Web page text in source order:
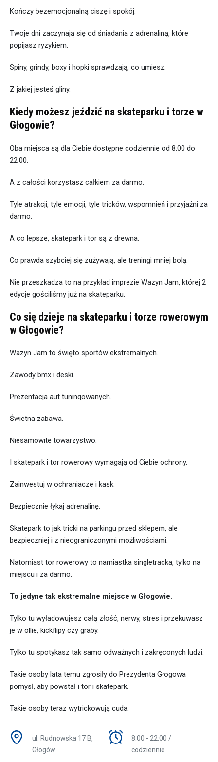
Kończy bezemocjonalną ciszę i spokój.
Twoje dni zaczynają się od śniadania z adrenaliną, które
popijasz ryzykiem.
Spiny, grindy, boxy i hopki sprawdzają, co umiesz.
Z jakiej jesteś gliny.
Kiedy możesz jeździć na skateparku i torze w
Głogowie?
Oba miejsca są dla Ciebie dostępne codziennie od 8:00 do
22:00.
A z całości korzystasz całkiem za darmo.
Tyle atrakcji, tyle emocji, tyle tricków, wspomnień i przyjaźni za
darmo.
A co lepsze, skatepark i tor są z drewna.
Co prawda szybciej się zużywają, ale treningi mniej bolą.
Nie przeszkadza to na przykład imprezie Wazyn Jam, której 2
edycje gościliśmy już na skateparku.
Co się dzieje na skateparku i torze rowerowym
w Głogowie?
Wazyn Jam to święto sportów ekstremalnych.
Zawody bmx i deski.
Prezentacja aut tuningowanych.
Świetna zabawa.
Niesamowite towarzystwo.
I skatepark i tor rowerowy wymagają od Ciebie ochrony.
Zainwestuj w ochraniacze i kask.
Bezpiecznie łykaj adrenalinę.
Skatepark to jak tricki na parkingu przed sklepem, ale
bezpieczniej i z nieograniczonymi możliwościami.
Natomiast tor rowerowy to namiastka singletracka, tylko na
miejscu i za darmo.
To jedyne tak ekstremalne miejsce w Głogowie.
Tylko tu wyładowujesz całą złość, nerwy, stres i przekuwasz
je w ollie, kickflipy czy graby.
Tylko tu spotykasz tak samo odważnych i zakręconych ludzi.
Takie osoby lata temu zgłosiły do Prezydenta Głogowa
pomysł, aby powstał i tor i skatepark.
Takie osoby teraz wytrickowują cuda.
ul. Rudnowska 17 B,
Głogów
8:00 - 22:00 /
codziennie